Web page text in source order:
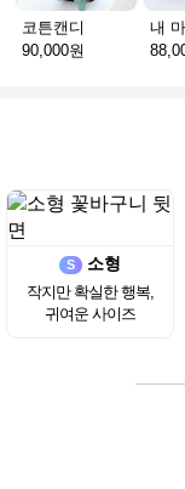
코튼캔디
90,000원
S 소형
작지만 확실한 행복,
귀여운 사이즈